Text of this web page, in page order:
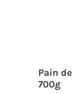
Pain
700g